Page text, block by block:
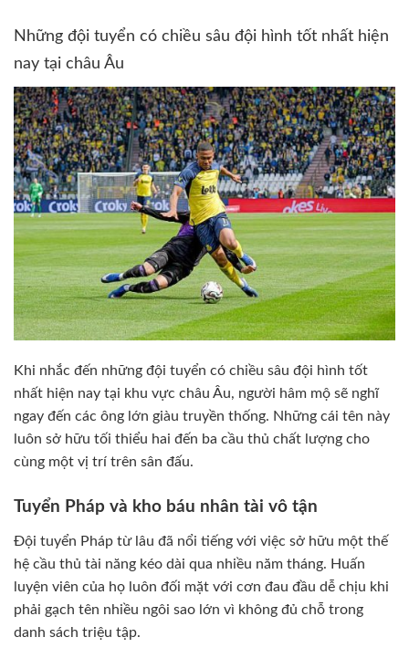
Những đội tuyển có chiều sâu đội hình tốt nhất hiện
nay tại châu Âu
Khi nhắc đến những đội tuyển có chiều sâu đội hình tốt
nhất hiện nay tại khu vực châu Âu, người hâm mộ sẽ nghĩ
ngay đến các ông lớn giàu truyền thống. Những cái tên này
luôn sở hữu tối thiểu hai đến ba cầu thủ chất lượng cho
cùng một vị trí trên sân đấu.
Tuyển Pháp và kho báu nhân tài vô tận
Đội tuyển Pháp từ lâu đã nổi tiếng với việc sở hữu một thế
hệ cầu thủ tài năng kéo dài qua nhiều năm tháng. Huấn
luyện viên của họ luôn đối mặt với cơn đau đầu dễ chịu khi
phải gạch tên nhiều ngôi sao lớn vì không đủ chỗ trong
danh sách triệu tập.